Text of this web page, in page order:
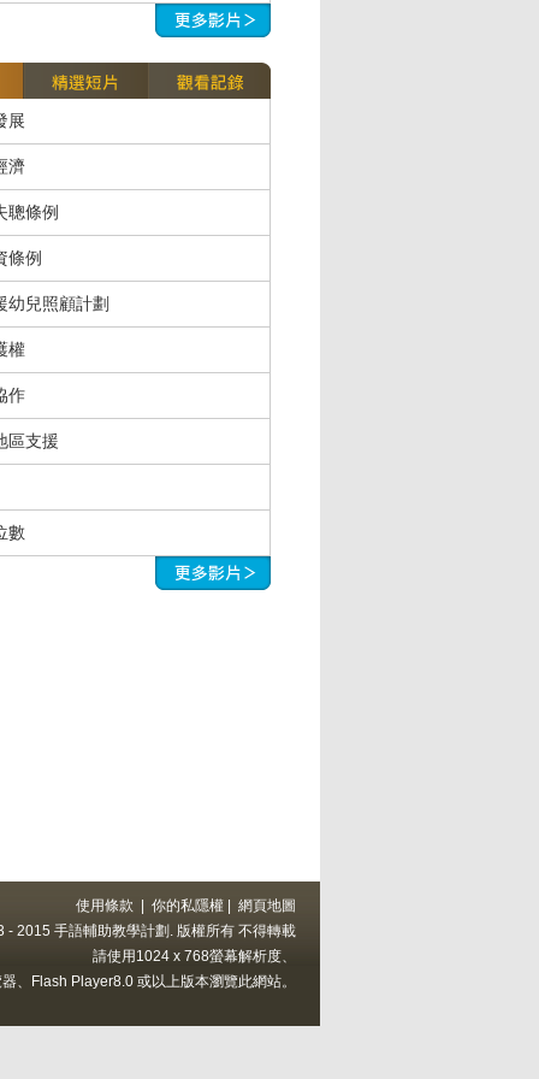
展
濟
聰條例
條例
幼兒照顧計劃
權
作
區支援
數
使用條款 你的私隱權
網頁地圖
2015 手語輔助教學計劃. 版權所有 不得轉載
請使用1024 x 768螢幕解析度、
、Flash Player8.0 或以上版本瀏覽此網站。